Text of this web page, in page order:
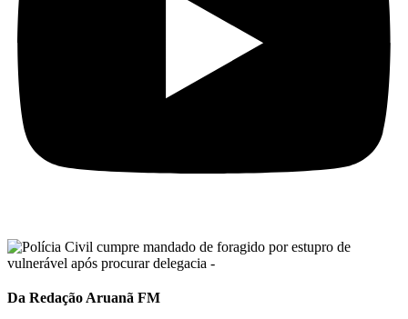
Da Redação Aruanã FM